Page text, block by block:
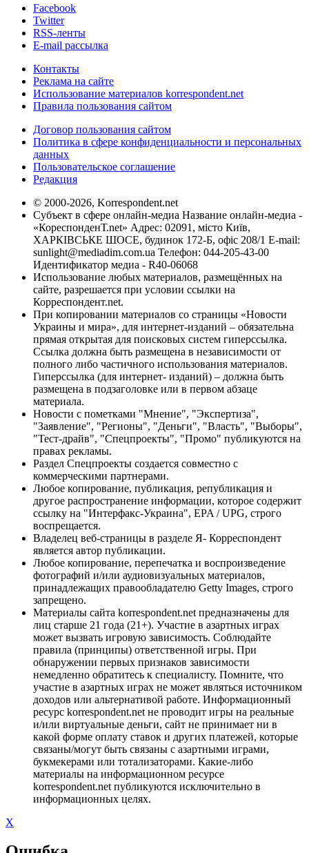
Facebook
Twitter
RSS-ленты
E-mail рассылка
Контакты
Реклама на сайте
Использование материалов korrespondent.net
Правила пользования сайтом
Договор пользования сайтом
Политика в сфере конфиденциальности и персональных
данных
Пользовательское соглашение
Редакция
© 2000-2026, Korrespondent.net
Субъект в сфере онлайн-медиа Название онлайн-медиа -
«КореспонденТ.net» Адрес: 02091, місто Київ,
ХАРКІВСЬКЕ ШОСЕ, будинок 172-Б, офіс 208/1 E-mail:
sunlight@mediadim.com.ua Телефон: 044-205-43-00
Идентификатор медиа - R40-06068
Использование любых материалов, размещённых на
сайте, разрешается при условии ссылки на
Корреспондент.net.
При копировании материалов со страницы «Новости
Украины и мира», для интернет-изданий – обязательна
прямая открытая для поисковых систем гиперссылка.
Ссылка должна быть размещена в независимости от
полного либо частичного использования материалов.
Гиперссылка (для интернет- изданий) – должна быть
размещена в подзаголовке или в первом абзаце
материала.
Новости с пометками "Мнение", "Экспертиза",
"Заявление", "Регионы", "Деньги", "Власть", "Выборы",
"Тест-драйв", "Спецпроекты", "Промо" публикуются на
правах рекламы.
Раздел Спецпроекты создается совместно с
коммерческими партнерами.
Любое копирование, публикация, републикация и
другое распространение информации, которое содержит
ссылку на "Интерфакс-Украина", EPA / UPG, строго
воспрещается.
Владелец веб-страницы в разделе Я- Корреспондент
является автор публикации.
Любое копирование, перепечатка и воспроизведение
фотографий и/или аудиовизуальных материалов,
принадлежащих правообладателю Getty Images, строго
запрещено.
Материалы сайта korrespondent.net предназначены для
лиц старше 21 года (21+). Участие в азартных играх
может вызвать игровую зависимость. Соблюдайте
правила (принципы) ответственной игры. При
обнаружении первых признаков зависимости
немедленно обратитесь к специалисту. Помните, что
участие в азартных играх не может являться источником
доходов или альтернативой работе. Информационный
ресурс korrespondent.net не проводит игры на реальные
и/или виртуальные деньги, сайт не принимает ни в
какой форме оплату ставок и других платежей, которые
связаны/могут быть связаны с азартными играми,
букмекерами или тотализаторами. Какие-либо
материалы на информационном ресурсе
korrespondent.net публикуются исключительно в
информационных целях.
X